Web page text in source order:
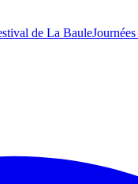
de La Baule